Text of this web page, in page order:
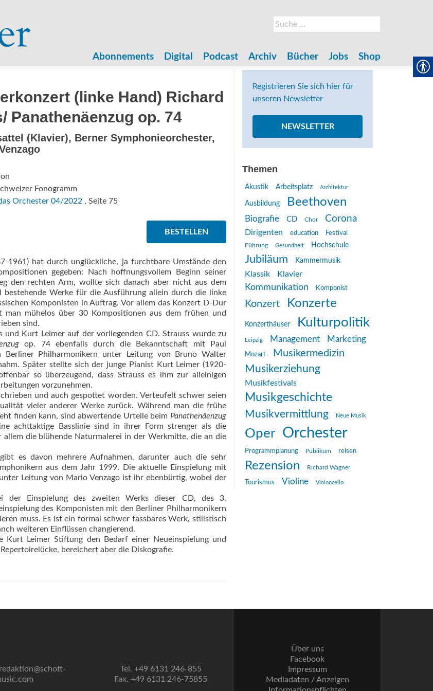
Suche
nach:
Abonnements Digital Podcast Archiv Bücher Jobs Shop
(linke Hand) Richard
Panathenäenzug op. 74
(Klavier), Berner Symphonieorchester,
Fonogramm
Orchester 04/2022, Seite 75
BESTELLEN
1961) hat durch unglückliche, ja furchtbare Umstände den
gegeben: Nach hoffnungsvollem Beginn seiner
den rechten Arm, wollte sich danach aber nicht aus dem
bestehende Werke für die Ausführung allein durch die linke
Komponisten in Auftrag. Vor allem das Konzert D-Dur
mühelos über 30 Kompositionen aus dem frühen und
sind.
und Kurt Leimer auf der vorliegenden CD. Strauss wurde zu
op. 74 ebenfalls durch die Bekanntschaft mit Paul
Philharmonikern unter Leitung von Bruno Walter
Später stellte sich der junge Pianist Kurt Leimer (1920-
so überzeugend, dass Strauss es ihm zur alleinigen
vorzunehmen.
und auch gespottet worden. Verteufelt schwer seien
vieler anderer Werke zurück. Während man die frühe
finden kann, sind abwertende Urteile beim Panathenäenzug
achttaktige Basslinie sind in ihrer Form strenger als die
die blühende Naturmalerei in der Werkmitte, die an die
gibt es davon mehrere Aufnahmen, darunter auch die sehr
aus dem Jahr 1999. Die aktuelle Einspielung mit
Leitung von Mario Venzago ist ihr ebenbürtig, wobei der
der Einspielung des zweiten Werks dieser CD, des 3.
des Komponisten mit den Berliner Philharmonikern
muss. Es ist ein formal schwer fassbares Werk, stilistisch
weiteren Einflüssen changierend.
Leimer Stiftung den Bedarf einer Neueinspielung und
bereichert aber die Diskografie.
Registrieren Sie sich hier für
unseren Newsletter
NEWSLETTER
Themen
Akustik Arbeitsplatz Architektur
Ausbildung Beethoven
Biografie CD Chor Corona
Dirigenten education
Festival
Führung
Gesundheit Hochschule
Jubiläum Kammermusik
Klassik Klavier
Kommunikation Komponist
Konzert Konzerte
Konzerthäuser Kulturpolitik
Leipzig Management Marketing
Mozart Musikermedizin
Musikerziehung
Musikfestivals
Musikgeschichte
Musikvermittlung Neue Musik
Oper Orchester
Programmplanung Publikum reisen
Rezension Richard Wagner
Tourismus Violine Violoncello
Tel. +49 6131 246-855
Fax. +49 6131 246-75855
Über uns
Facebook
Impressum
Mediadaten / Anzeigen